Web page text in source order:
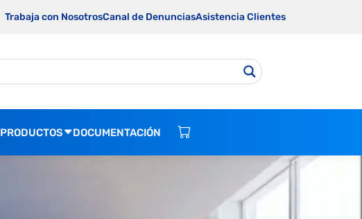
Trabaja con NosotrosCanal de DenunciasAsistencia Clientes
PRODUCTOS DOCUMENTACIÓN